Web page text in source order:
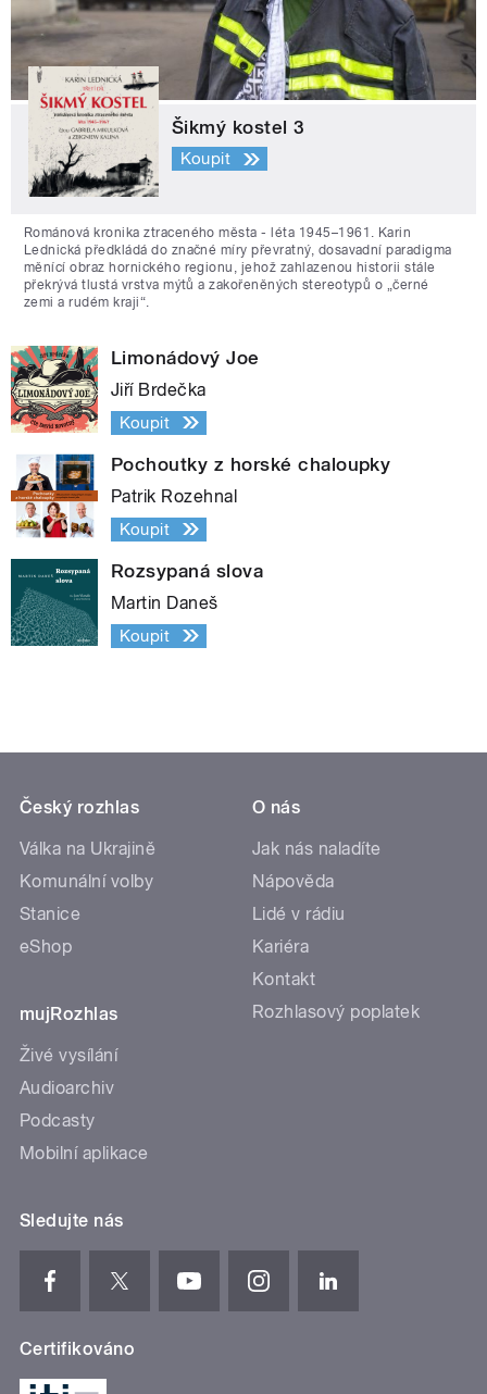
Šikmý kostel 3
Koupit
Románová kronika ztraceného města - léta 1945–1961. Karin
Lednická předkládá do značné míry převratný, dosavadní paradigma
měnící obraz hornického regionu, jehož zahlazenou historii stále
překrývá tlustá vrstva mýtů a zakořeněných stereotypů o „černé
zemi a rudém kraji“.
Limonádový Joe
Jiří Brdečka
Koupit
Pochoutky z horské chaloupky
Patrik Rozehnal
Koupit
Rozsypaná slova
Martin Daneš
Koupit
Český rozhlas
Válka na Ukrajině
Komunální volby
Stanice
eShop
mujRozhlas
Živé vysílání
Audioarchiv
Podcasty
Mobilní aplikace
O nás
Jak nás naladíte
Nápověda
Lidé v rádiu
Kariéra
Kontakt
Rozhlasový poplatek
Sledujte nás
Certifikováno